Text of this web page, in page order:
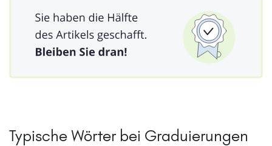
Typische Wörter bei Graduierungen